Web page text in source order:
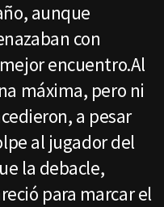
aunque
con
encuentro.Al
máxima, pero ni
a pesar
al jugador del
la debacle,
para marcar el